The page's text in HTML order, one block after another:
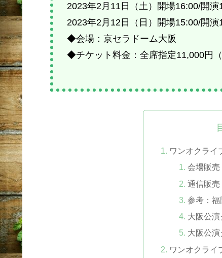
2023年2月11日（土）開場16:00/開演
2023年2月12日（日）開場15:00/開演
◆会場：京セラドーム大阪
◆チケット料金：全席指定11,000円（
ワンオクライ
会場販売
通信販売
参考：
大阪公
大阪公
ワンオクライ